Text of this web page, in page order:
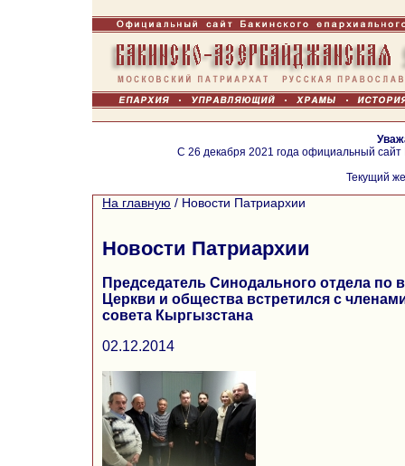
С 26 декабря 2021 года официальный
Текущий
На главную / Новости Патриархии
Новости Патриархии
Председатель Синодального отдела по
Церкви и общества встретился с
совета Кыргызстана
02.12.2014